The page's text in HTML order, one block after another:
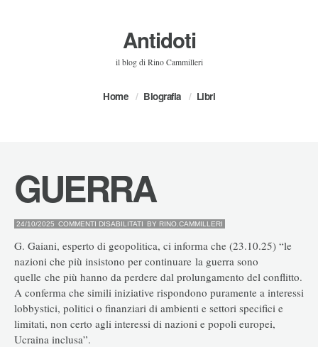
Antidoti
il blog di Rino Cammilleri
Home Biografia Libri
GUERRA
24/10/2025 COMMENTI DISABILITATI SU
BY RINO.CAMMILLERI
G. Gaiani, esperto di geopolitica, ci informa che (23.10.25) “le
nazioni che più insistono per continuare la guerra sono
quelle che più hanno da perdere dal prolungamento del conflitto.
A conferma che simili iniziative rispondono puramente a interessi
lobbystici, politici o finanziari di ambienti e settori specifici e
limitati, non certo agli interessi di nazioni e popoli europei,
Ucraina inclusa”.